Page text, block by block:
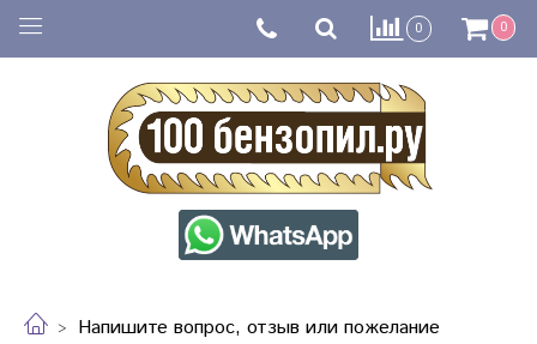
0 0
Напишите вопрос, отзыв или пожелание